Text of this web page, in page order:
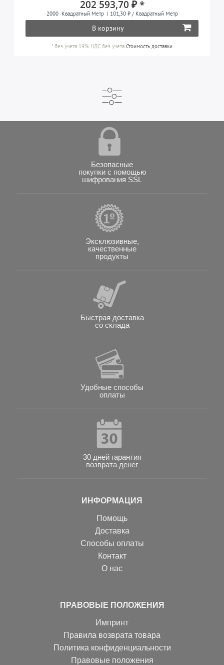
202 593,70 ₽ *
2000 Квадратный Метр | 101,30 ₽ / Квадратный Метр
В корзину
*без учета 19% НДС без учета Стоимость доставки
Безопасные
покупки с помощью
шифрования SSL
Эксклюзивные,
качественные
продукты
Быстрая доставка
со склада
Удобные способы
оплаты
30 дней гарантия
возврата денег
ИНФОРМАЦИЯ
Помощь
Доставка
Способы оплаты
Контакт
О нас
ПРАВОВЫЕ ПОЛОЖЕНИЯ
Импринт
Правила возврата товара
Политика конфиденциальности
Правовые положения